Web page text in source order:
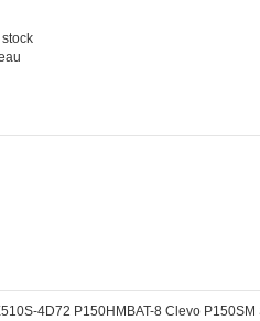
4D72 P150HMBAT-8 Clevo